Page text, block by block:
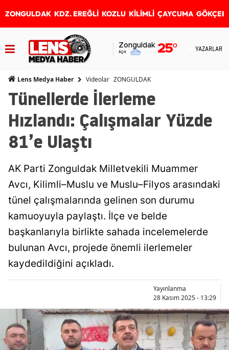
ZONGULDAK KDZ. EREĞLİ KOZLU KİLİMLİ ÇAYCUMA
Zonguldak
Açık 25° YAZARLAR
Lens Medya Haber Videolar ZONGULDAK
Tünellerde İlerleme
Hızlandı: Çalışmalar Yüzde
81’e Ulaştı
AK Parti Zonguldak Milletvekili Muammer
Avcı, Kilimli–Muslu ve Muslu–Filyos arasındaki
tünel çalışmalarında gelinen son durumu
kamuoyuyla paylaştı. İlçe ve belde
başkanlarıyla birlikte sahada incelemelerde
bulunan Avcı, projede önemli ilerlemeler
kaydedildiğini açıkladı.
Yayınlanma
28 Kasım 2025 - 13:29